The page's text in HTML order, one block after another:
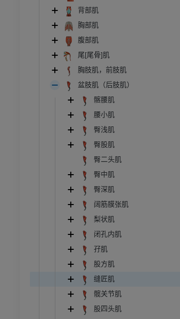
背部肌
胸部肌
腹部肌
尾[尾骨]肌
胸肢肌，前肢肌
盆肢肌（后肢肌）
髂腰肌
腰小肌
臀浅肌
臀股肌
臀二头肌
臀中肌
臀深肌
阔筋膜张肌
梨状肌
闭孔内肌
孖肌
股方肌
缝匠肌
髋关节肌
股四头肌
牛